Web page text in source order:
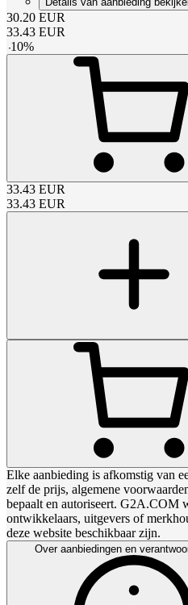
30.20 EUR
33.43 EUR
-10%
33.43 EUR
33.43 EUR
Elke aanbieding is afkomstig van
zelf de prijs, algemene
bepaalt en autoriseert. G2A.COM
ontwikkelaars, uitgevers of
deze website beschikbaar zijn.
Over aanbiedingen en